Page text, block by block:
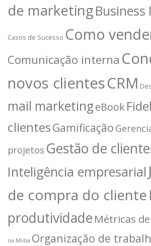
de marketing
Casos de Sucesso Como
Comunicação interna
novos clientesCRM
mail marketingeBook
clientesGamificação
projetos Gestão de
Inteligência empresarial
de compra do cliente
produtividade Métricas
na Mídia Organização de